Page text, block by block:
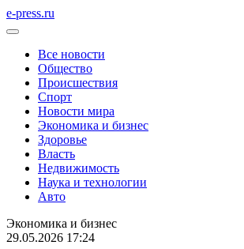
e-press.ru
Все новости
Общество
Происшествия
Спорт
Новости мира
Экономика и бизнес
Здоровье
Власть
Недвижимость
Наука и технологии
Авто
Экономика и бизнес
29.05.2026 17:24